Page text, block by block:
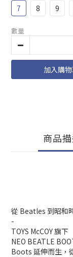
7 8 9
數量
加入購
商品
從 Beatles 到昭和
-
TOYS McCOY 旗
NEO BEATLE
Boots 延伸而生，